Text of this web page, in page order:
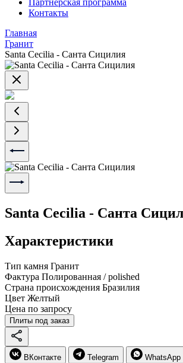
Партнерская программа
Контакты
Главная
Гранит
Santa Cecilia - Санта Сицилия
Santa Cecilia - Санта
Характеристики
Тип камня Гранит
Фактура Полированная / polished
Страна происхождения Бразилия
Цвет Желтый
Цена по запросу
Плиты под заказ
ВКонтакте Telegram WhatsApp